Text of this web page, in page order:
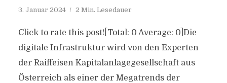
3. Januar 2024 2 Min. Lesedauer
Click to rate this post![Total: 0 Average: 0]Die
digitale Infrastruktur wird von den Experten
der Raiffeisen Kapitalanlagegesellschaft aus
Österreich als einer der Megatrends der